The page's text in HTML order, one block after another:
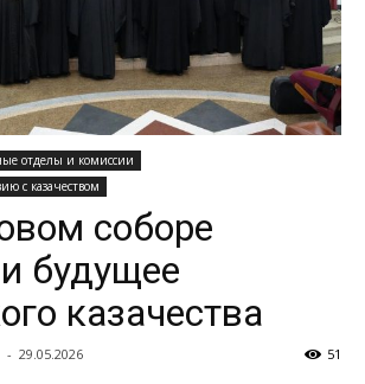
отделы и комиссии
с казачеством
соборе
будущее
казачества
- 29.05.2026 51